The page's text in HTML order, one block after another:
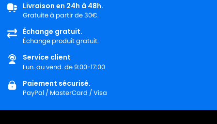
Livraison en 24h à 48h.
Gratuite à partir de 30€.
Échange gratuit.
Échange produit gratuit.
Service client
Lun. au vend. de 9:00-17:00
Paiement sécurisé.
PayPal / MasterCard / Visa